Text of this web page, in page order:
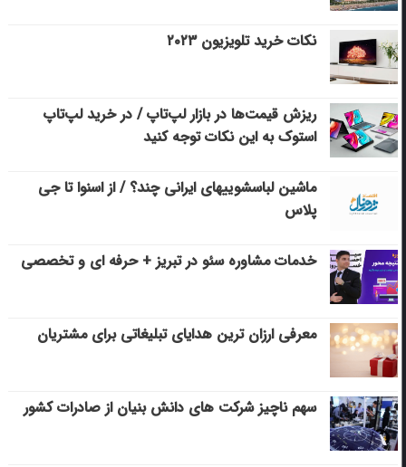
نکات خرید تلویزیون ۲۰۲۳
ریزش قیمت‌ها در بازار لپ‌تاپ / در خرید لپ‌تاپ
استوک به این نکات توجه کنید
ماشین لباسشویی‎های ایرانی چند؟ / از اسنوا تا جی
پلاس
خدمات مشاوره سئو در تبریز + حرفه ای و تخصصی
معرفی ارزان ترین هدایای تبلیغاتی برای مشتریان
سهم ناچیز شرکت های دانش بنیان از صادرات کشور